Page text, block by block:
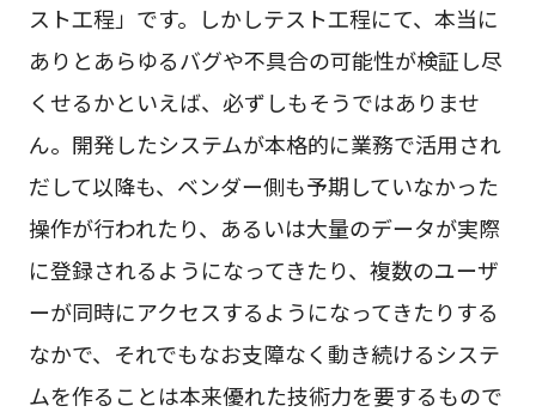
スト工程」です。しかしテスト工程にて、本当に
ありとあらゆるバグや不具合の可能性が検証し尽
くせるかといえば、必ずしもそうではありませ
ん。開発したシステムが本格的に業務で活用され
だして以降も、ベンダー側も予期していなかった
操作が行われたり、あるいは大量のデータが実際
に登録されるようになってきたり、複数のユーザ
ーが同時にアクセスするようになってきたりする
なかで、それでもなお支障なく動き続けるシステ
ムを作ることは本来優れた技術力を要するもので